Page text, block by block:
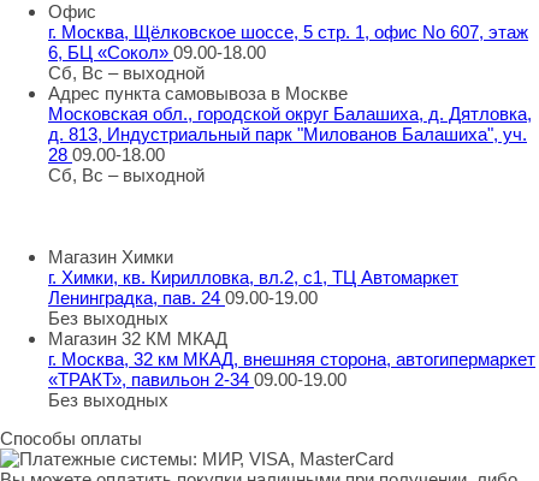
Офис
г. Москва, Щёлковское шоссе, 5 стр. 1, офис No 607, этаж
6, БЦ «Сокол» 09.00-18.00
Сб, Вс – выходной
Адрес пункта самовывоза в Москве
Московская обл., городской округ Балашиха, д. Дятловка,
д. 813, Индустриальный парк "Милованов Балашиха", уч.
28 09.00-18.00
Сб, Вс – выходной
Магазин Химки
г. Химки, кв. Кирилловка, вл.2, с1, ТЦ Автомаркет
Ленинградка, пав. 24 09.00-19.00
Без выходных
Магазин 32 КМ МКАД
г. Москва, 32 км МКАД, внешняя сторона, автогипермаркет
«ТРАКТ», павильон 2-34 09.00-19.00
Без выходных
Способы оплаты